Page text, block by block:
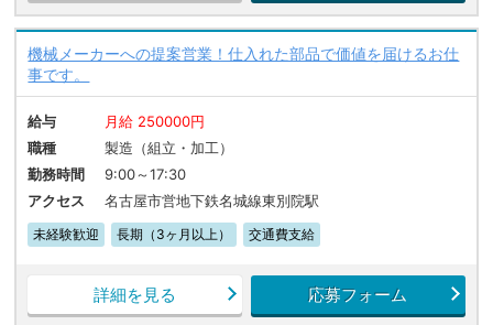
機械メーカーへの提案営業！仕入れた部品で価値を届けるお仕
事です。
給与
月給 250000円
職種
製造（組立・加工）
勤務時間
9:00～17:30
アクセス
名古屋市営地下鉄名城線東別院駅
未経験歓迎 長期（3ヶ月以上） 交通費支給
詳細を見る 応募フォーム